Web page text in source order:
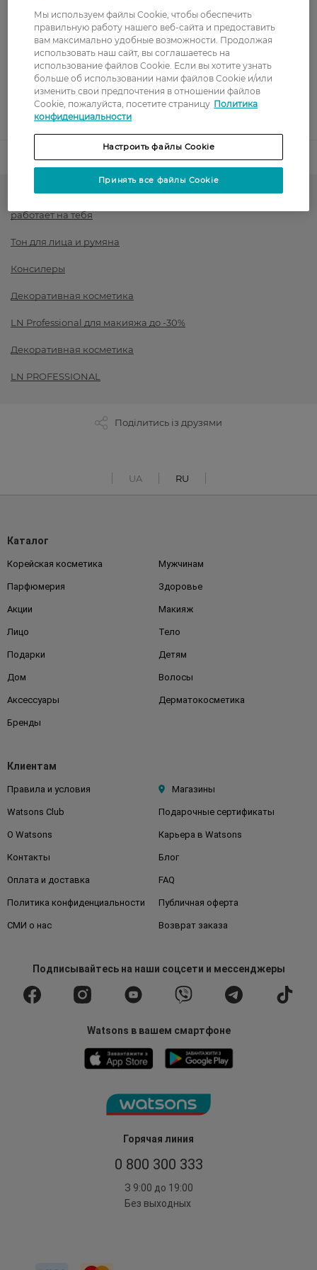
Оплата
Оплата картой
Послеоплата
Показать больше
Код товара 1516513
работает на тебя
Тон для лица и румяна
Консилеры
Декоративная косметика
LN Professional для макияжа до -30%
Декоративная косметика
LN PROFESSIONAL
Поділитись із друзями
UA RU
Горячая линия
0 800 300 333
З 9:00 до 19:00
Без выходных
Каталог
Корейская косметика Мужчинам
Парфюмерия Здоровье
Акции Макияж
Лицо Тело
Подарки Детям
Дом Волосы
Аксессуары Дерматокосметика
Бренды
Клиентам
Правила и условия Магазины
Watsons Club Подарочные сертификаты
О Watsons Карьера в Watsons
Контакты Блог
Оплата и доставка FAQ
Политика конфиденциальности Публичная оферта
СМИ о нас Возврат заказа
Подписывайтесьна наши соцсети и мессенджеры
Watsons в вашем смартфоне
Мы используем файлы Cookie, чтобы обеспечить
правильную работу нашего веб-сайта и предоставить
вам максимально удобные возможности. Продолжая
использовать наш сайт, вы соглашаетесь на
использование файлов Cookie. Если вы хотите узнать
больше об использовании нами файлов Cookie и/или
изменить свои предпочтения в отношении файлов
Cookie, пожалуйста, посетите страницу Политика
конфиденциальности
Настроить файлы Cookie
Принять все файлы Cookie